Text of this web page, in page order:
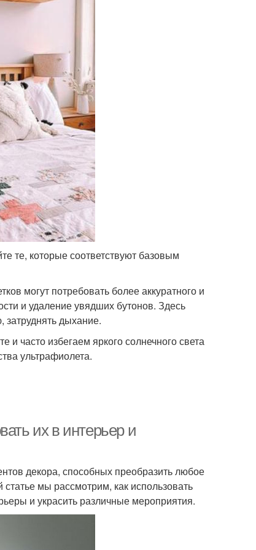
те, которые соответствуют базовым
могут потребовать более аккуратного и
и удаление увядших бутонов. Здесь
дыхание.
часто избегаем яркого солнечного света
ультрафиолета.
их в интерьер и
декора, способных преобразить любое
мы рассмотрим, как использовать
и украсить различные мероприятия.